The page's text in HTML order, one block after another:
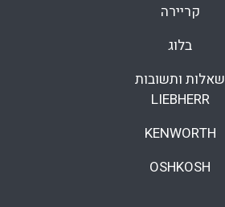
קריירה
בלוג
שאלות ותשובות
LIEBHERR
KENWORTH
OSHKOSH